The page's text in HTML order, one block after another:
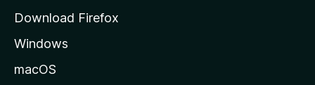
á
n
Download Firefox
Windows
macOS